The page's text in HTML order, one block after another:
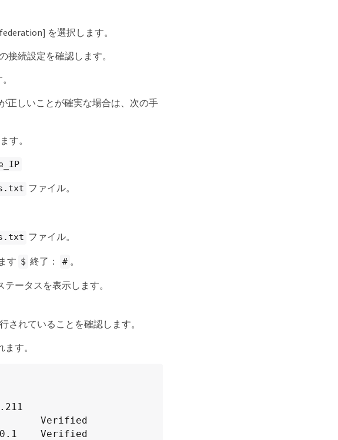
を選択します。
接続設定を確認します。
正しいことが確実な場合は、次の手
す。
ファイル。
ファイル。
す $ 終了： # 。
ータスを表示します。
されていることを確認します。
す。
Verified
10.1    Verified